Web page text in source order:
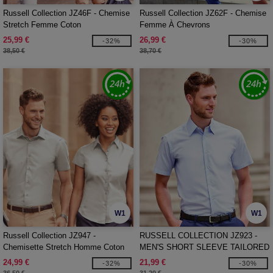
Russell Collection JZ46F - Chemise
Stretch Femme Coton
25,99 €
38,50 €
-32%
Russell Collection JZ62F - Chemise
Femme À Chevrons
26,99 €
38,70 €
-30%
W1
Russell Collection JZ947 -
Chemisette Stretch Homme Coton
24,99 €
-32%
W1
RUSSELL COLLECTION JZ923 -
MEN'S SHORT SLEEVE TAILORED
OXFORD SHIRT
21,99 € -30%